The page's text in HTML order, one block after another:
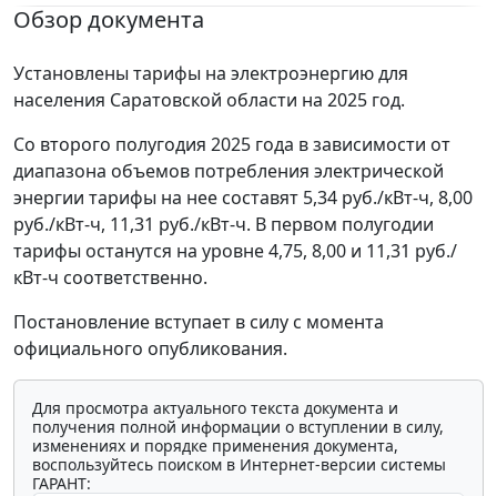
Обзор документа
Установлены тарифы на электроэнергию для
населения Саратовской области на 2025 год.
Со второго полугодия 2025 года в зависимости от
диапазона объемов потребления электрической
энергии тарифы на нее составят 5,34 руб./кВт-ч, 8,00
руб./кВт-ч, 11,31 руб./кВт-ч. В первом полугодии
тарифы останутся на уровне 4,75, 8,00 и 11,31 руб./
кВт-ч соответственно.
Постановление вступает в силу с момента
официального опубликования.
Для просмотра актуального текста документа и
получения полной информации о вступлении в силу,
изменениях и порядке применения документа,
воспользуйтесь поиском в Интернет-версии системы
ГАРАНТ: